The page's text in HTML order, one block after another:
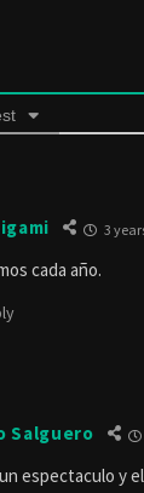
3
cada año.
Salguero
espectaculo y